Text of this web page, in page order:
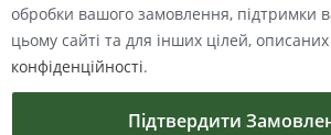
обробки вашого замовлення, підтримки
цьому сайті та для інших цілей,
конфіденційності.
Підтвердити